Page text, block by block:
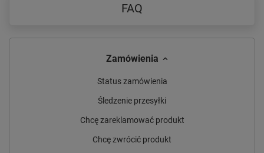
FAQ
Zamówienia
Status zamówienia
Śledzenie przesyłki
Chcę zareklamować produkt
Chcę zwrócić produkt